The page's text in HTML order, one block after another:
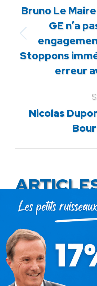
Bruno Le
GE n’a
Stoppons
erreur
Nicolas
31